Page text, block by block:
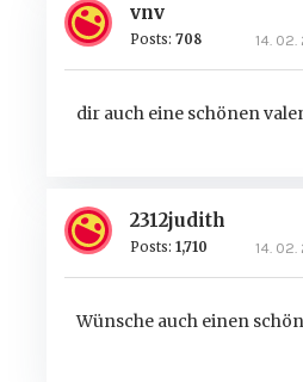
vnv
Posts: 708 14. 02.
dir auch eine schönen
2312judith
Posts: 1,710 14. 02.
Wünsche auch einen